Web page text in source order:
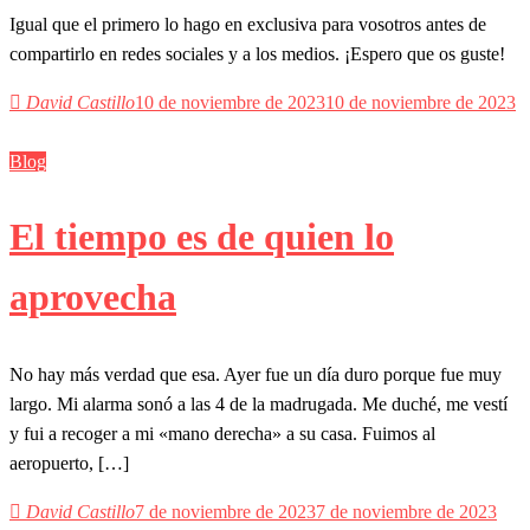
Igual que el primero lo hago en exclusiva para vosotros antes de
compartirlo en redes sociales y a los medios. ¡Espero que os guste!
David Castillo10 de noviembre de 202310 de noviembre de 2023
Blog
El tiempo es de quien lo
aprovecha
No hay más verdad que esa. Ayer fue un día duro porque fue muy
largo. Mi alarma sonó a las 4 de la madrugada. Me duché, me vestí
y fui a recoger a mi «mano derecha» a su casa. Fuimos al
aeropuerto, […]
David Castillo7 de noviembre de 20237 de noviembre de 2023